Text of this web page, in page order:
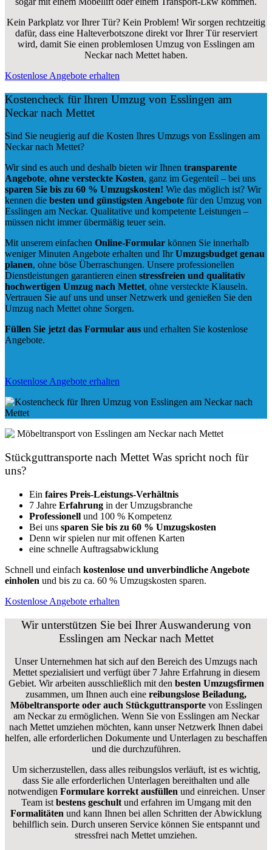
Kein Parkplatz vor Ihrer Tür? Kein Problem! Wir sorgen rechtzeitig
dafür, dass eine Halteverbotszone direkt vor Ihrer Tür reserviert
wird, damit Sie einen problemlosen Umzug von Esslingen am
Neckar nach Mettet haben.
Kostenlose Angebote erhalten
Kostencheck für Ihren Umzug von Esslingen am
Neckar nach Mettet
Sind Sie neugierig auf die Kosten Ihres Umzugs von Esslingen am
Neckar nach Mettet?
Wir sind es auch und deshalb bieten wir Ihnen transparente
Angebote, ohne versteckte Kosten, ganz im Gegenteil – bei uns
sparen Sie bis zu 60 % Umzugskosten! Wie das möglich ist? Wir
kennen die besten und günstigsten Angebote für den Umzug von
Esslingen am Neckar. Qualitative und kompetente Leistungen –
müssen nicht immer übermäßig teuer sein.
Mit unserem einfachen Online-Formular können Sie innerhalb
weniger Minuten Angebote erhalten und IhrUmzugsbudget genau
planen, ohne böse Überraschungen. Unsere professionellen
Dienstleistungen garantieren einen stressfreien und qualitativ
hochwertigen Umzug nach Mettet, ohne versteckte Klauseln.
Vertrauen Sie auf uns und unser Netzwerk und genießen Sie den
Umzug nach Mettet ohne Sorgen.
Füllen Sie jetzt das Formular aus und erhalten Sie kostenlose
Angebote.
Kostenlose Angebote erhalten
Stückguttransporte nach Mettet Was spricht noch für
uns?
Ein faires Preis-Leistungs-Verhältnis
7 Jahre Erfahrung in der Umzugsbranche
Professionell und 100 % Kompetenz
Bei uns sparen Sie bis zu 60 % Umzugskosten
Denn wir spielen nur mit offenen Karten
eine schnelle Auftragsabwicklung
Schnell und einfach kostenlose und unverbindliche Angebote
einholen und bis zu ca. 60 % Umzugskosten sparen.
Kostenlose Angebote erhalten
Wir unterstützen Sie bei Ihrer Auswanderung von
Esslingen am Neckar nach Mettet
Unser Unternehmen hat sich auf den Bereich des Umzugs nach
Mettet spezialisiert und verfügt über 7 Jahre Erfahrung in diesem
Gebiet. Wir arbeiten ausschließlich mit den besten Umzugsfirmen
zusammen, um Ihnen auch eine reibungslose Beiladung,
Möbeltransporte oder auch Stückguttransporte von Esslingen
am Neckar zu ermöglichen. Wenn Sie von Esslingen am Neckar
nach Mettet umziehen möchten, kann unser Netzwerk Ihnen dabei
helfen, alle erforderlichen Dokumente und Unterlagen zu beschaffen
und die durchzuführen.
Um sicherzustellen, dass alles reibungslos verläuft, ist es wichtig,
dass Sie alle erforderlichen Unterlagen bereithalten und alle
notwendigen Formulare korrekt ausfüllen und einreichen. Unser
Team istbestens geschultund erfahren im Umgang mit den
Formalitäten und kann Ihnen bei allen Schritten der Abwicklung
behilflich sein. Durch unseren Service können Sie entspannt und
stressfrei nach Mettet umziehen.